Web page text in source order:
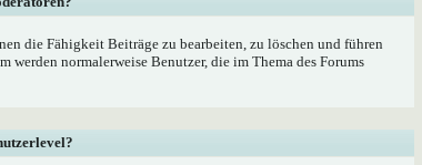
die Fähigkeit Beiträge zu bearbeiten, zu löschen und führen
werden normalerweise Benutzer, die im Thema des Forums